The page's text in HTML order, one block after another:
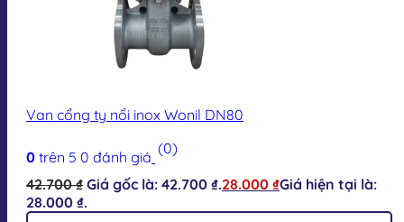
Van cổng ty nổi inox Wonil DN80
0 trên 5 0 đánh giá (0)
42.700₫ Giá gốc là: 42.700 ₫.28.000 ₫Giá hiện tại là:
28.000 ₫.